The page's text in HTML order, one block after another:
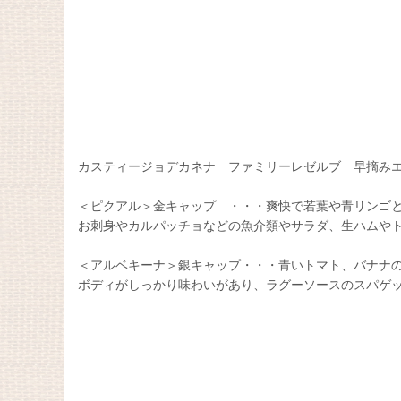
カスティージョデカネナ ファミリーレゼルブ 早摘み
＜ピクアル＞金キャップ ・・・爽快で若葉や青リンゴ
お刺身やカルパッチョなどの魚介類やサラダ、生ハムや
＜アルベキーナ＞銀キャップ・・・青いトマト、バナ
ボディがしっかり味わいがあり、ラグーソースのスパ